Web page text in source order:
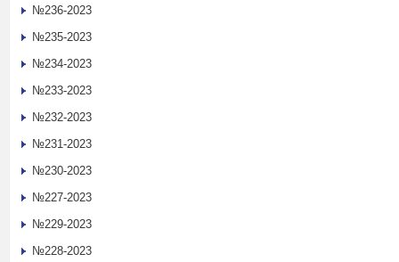
№236-2023
№235-2023
№234-2023
№233-2023
№232-2023
№231-2023
№230-2023
№227-2023
№229-2023
№228-2023